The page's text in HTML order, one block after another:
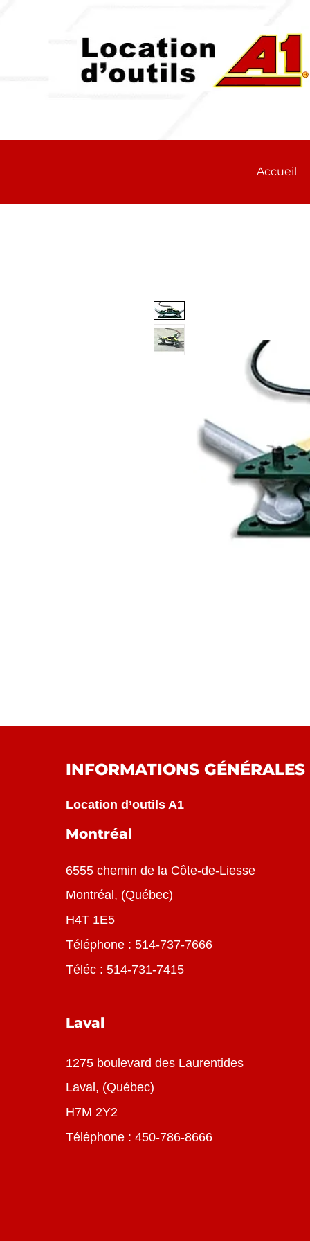
Accueil
INFORMATIONS GÉNÉRALES
Location d’outils A1
Montréal
6555 chemin de la Côte-de-Liesse
Montréal , (Québec)
H4T 1E5
Téléphone : 514-737-7666
Téléc : 514-731-7415
Laval
1275 boulevard des Laurentides
Laval, (Québec)
H7M 2Y2
Téléphone : 450-786-8666